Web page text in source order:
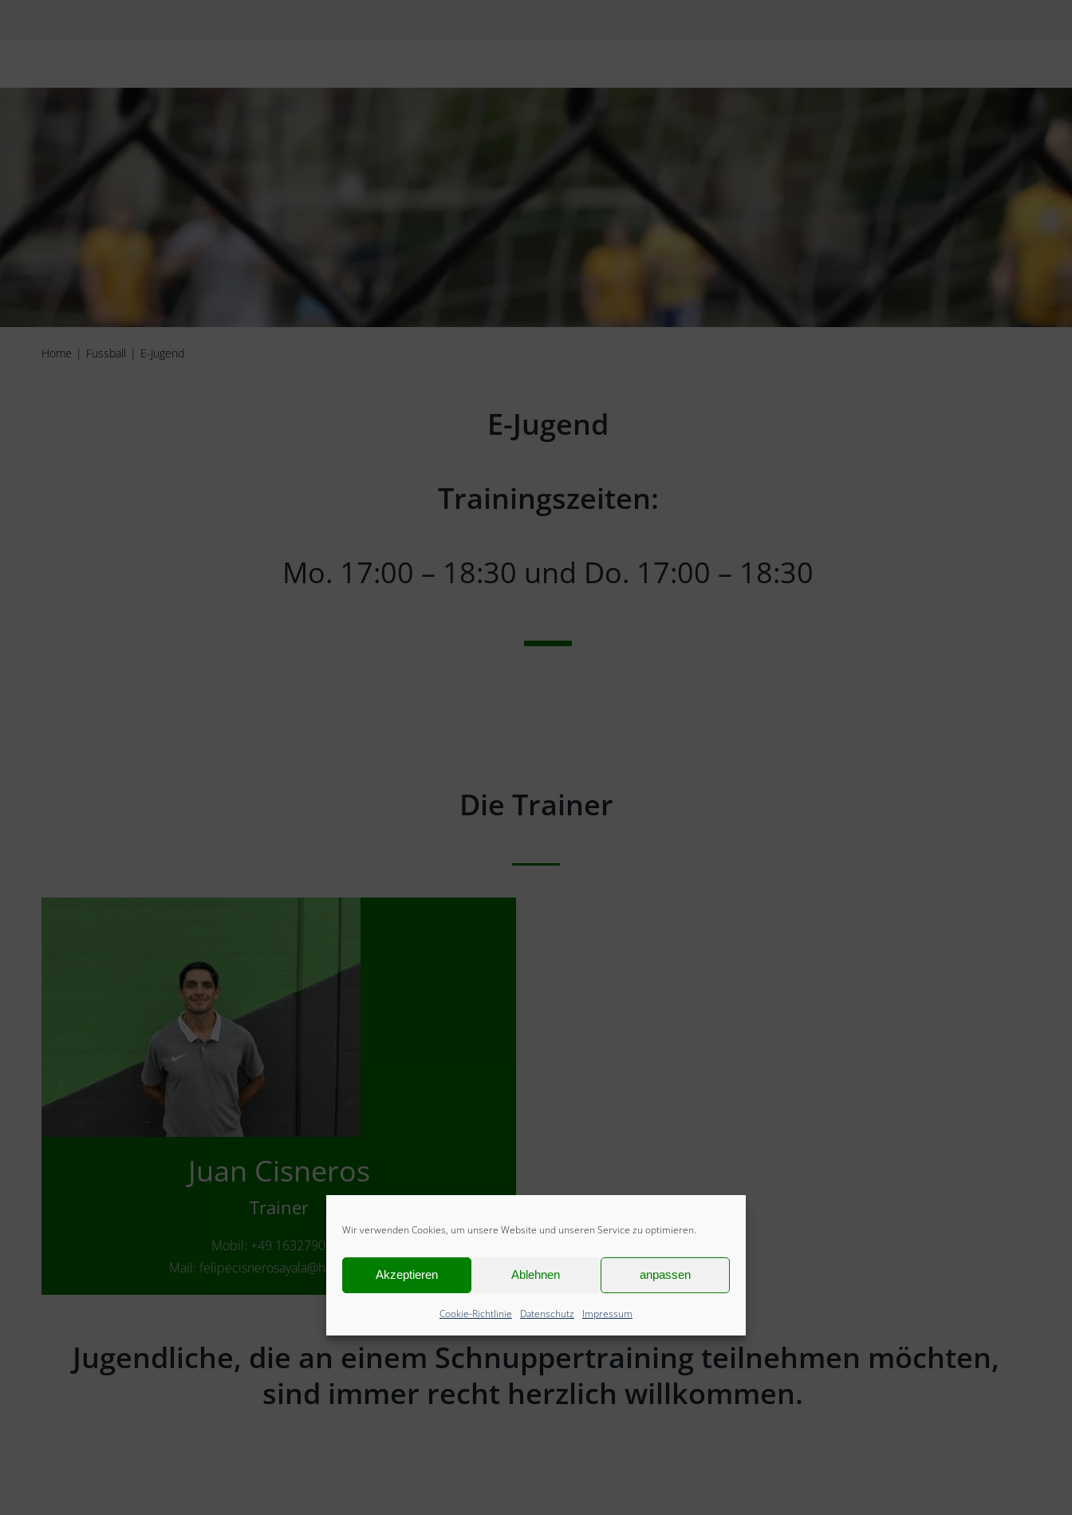
Wir verwenden Cookies, um unsere Website und unseren Service zu optimieren.
Akzeptieren Ablehnen anpassen
Cookie-Richtlinie Datenschutz Impressum
Home Fussball E-Jugend
E-Jugend
Trainingszeiten:
Mo. 17:00 – 18:30 und Do. 17:00 – 18:30
Die Trainer
Juan Cisneros
Trainer
Mobil: +49 1632790900
Mail: felipecisnerosayala@hotmail.com
Jugendliche, die an einem Schnuppertraining teilnehmen möchten,
sind immer recht herzlich willkommen.